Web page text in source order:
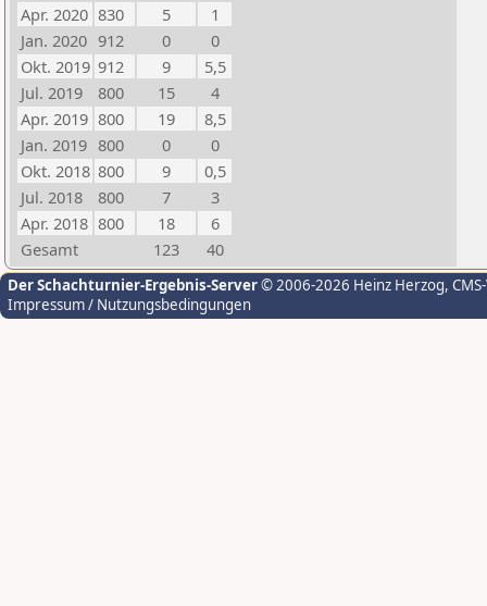
Apr. 2020 830 5
1
Jan. 2020 912 0
0
Okt. 2019 912 9
5,5
Jul. 2019
800 15
4
Apr. 2019 800 19
8,5
Jan. 2019 800 0
0
Okt. 2018 800 9
0,5
Jul. 2018
800 7
3
Apr. 2018 800 18
6
Gesamt
123 40
Der Schachturnier-Ergebnis-Server© 2006-2026 Heinz Herzog,
Impressum / Nutzungsbedingungen